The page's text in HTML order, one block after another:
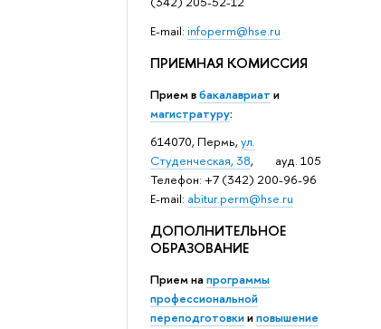
Е-mail: infoperm@hse.ru
ПРИЕМНАЯ КОМИССИЯ
Прием вбакалавриат и
магистратуру:
614070, Пермь,ул.
Студенческая, 38, ауд. 105
Телефон: +7 (342) 200-96-96
E-mail: abitur.perm@hse.ru
ДОПОЛНИТЕЛЬНОЕ
ОБРАЗОВАНИЕ
Прием напрограммы
профессиональной
переподготовкииповышение